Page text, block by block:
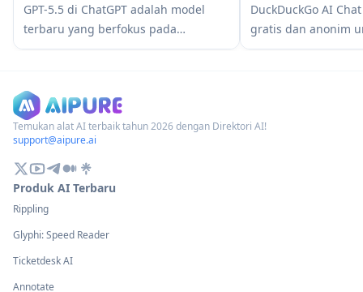
GPT-5.5 di ChatGPT adalah model
terbaru yang berfokus pada
pekerjaan dari OpenAI yang
secara efektif, memeriksa
pekerjaannya, dan melaksanakan
tugas multi-langkah (pengkodean,
penelitian, dokumen, spreadsheet)
hingga selesai dengan perlindungan
yang lebih kuat.
DuckDuckGo AI
gratis dan anonim
chatbot AI populer
Temukan alat AI terbaik tahun 2026 dengan Direktori AI!
support@aipure.ai
Produk AI Terbaru
Rippling
Glyphi: Speed Reader
Ticketdesk AI
Annotate